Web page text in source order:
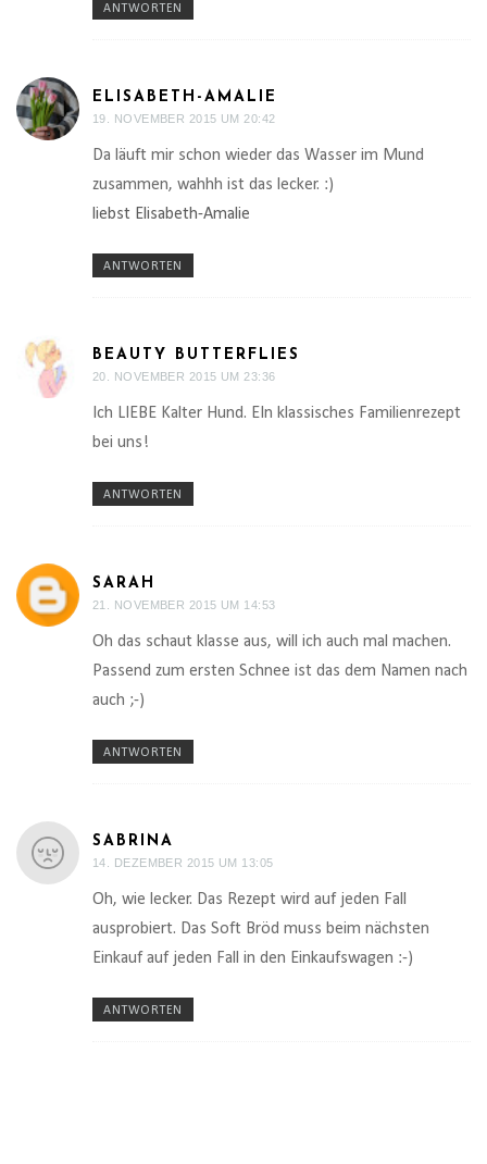
ANTWORTEN
ELISABETH-AMALIE
19. NOVEMBER 2015 UM 20:42
Da läuft mir schon wieder das Wasser im Mund
zusammen, wahhh ist das lecker. :)
liebst Elisabeth-Amalie
ANTWORTEN
BEAUTY BUTTERFLIES
20. NOVEMBER 2015 UM 23:36
Ich LIEBE Kalter Hund. EIn klassisches Familienrezept
bei uns!
ANTWORTEN
SARAH
21. NOVEMBER 2015 UM 14:53
Oh das schaut klasse aus, will ich auch mal machen.
Passend zum ersten Schnee ist das dem Namen nach
auch ;-)
ANTWORTEN
SABRINA
14. DEZEMBER 2015 UM 13:05
Oh, wie lecker. Das Rezept wird auf jeden Fall
ausprobiert. Das Soft Bröd muss beim nächsten
Einkauf auf jeden Fall in den Einkaufswagen :-)
ANTWORTEN